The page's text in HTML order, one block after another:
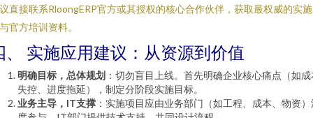
直接联系RloongERP官方或其授权的核心合作伙伴，获取最权威的实
官方培训资料。
、 实施应用建议：从资源到价值
明确目标，总体规划 ：切勿盲目上线。首先明确企业核心痛点（如
失控、进度拖延），制定分阶段实施目标。
业务主导，IT支撑 ：实施项目应由业务部门（如工程、成本、物资